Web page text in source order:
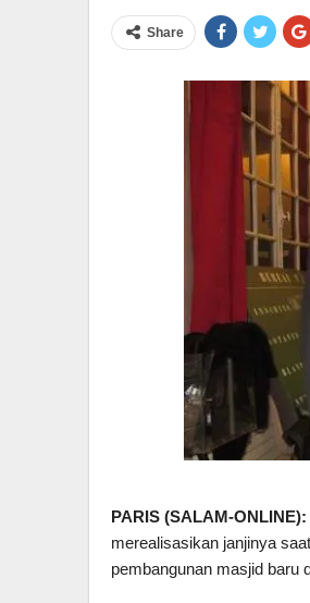
Share
PARIS (SALAM-ONLINE):
merealisasikan janjinya
pembangunan masjid baru